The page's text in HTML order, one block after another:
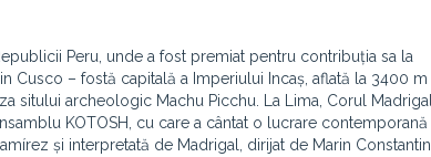
Peru, unde a fost premiat pentru contribuția sa la
Cusco – fostă capitală a Imperiului Incaș, aflată la 3400 m
sitului archeologic Machu Picchu. La Lima, Corul Madrigal,
KOTOSH, cu care a cântat o lucrare contemporană
și interpretată de Madrigal, dirijat de Marin Constantin,